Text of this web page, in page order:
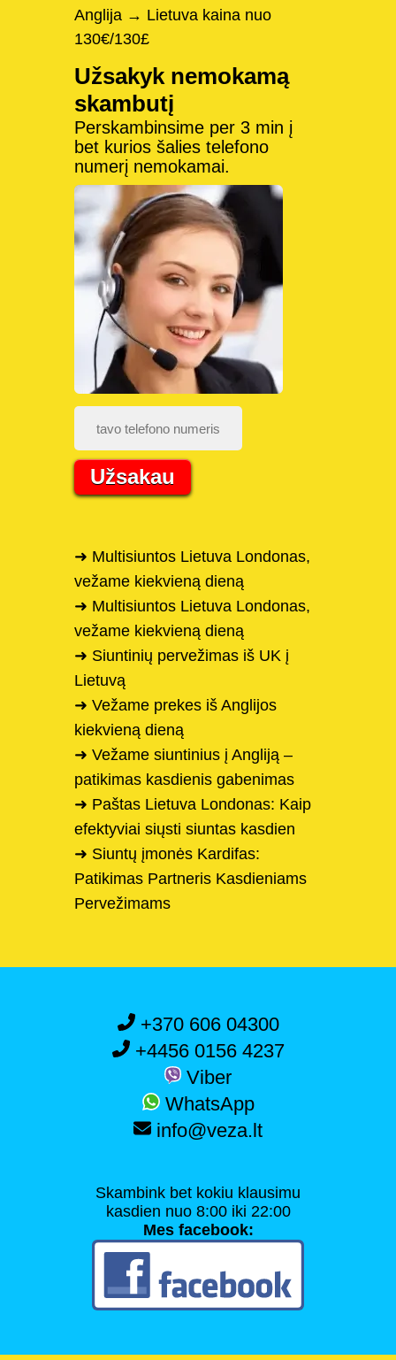
Anglija → Lietuva kaina nuo
130€/130£
Užsakyk nemokamą
skambutį
Perskambinsime per 3 min į
bet kurios šalies telefono
numerį nemokamai.
Užsakau
➜ Multisiuntos Lietuva Londonas,
vežame kiekvieną dieną
➜ Multisiuntos Lietuva Londonas,
vežame kiekvieną dieną
➜ Siuntinių pervežimas iš UK į
Lietuvą
➜ Vežame prekes iš Anglijos
kiekvieną dieną
➜ Vežame siuntinius į Angliją –
patikimas kasdienis gabenimas
➜ Paštas Lietuva Londonas: Kaip
efektyviai siųsti siuntas kasdien
➜ Siuntų įmonės Kardifas:
Patikimas Partneris Kasdieniams
Pervežimams
+370 606 04300
+4456 0156 4237
Viber
WhatsApp
info@veza.lt
Skambink bet kokiu klausimu
kasdien nuo 8:00 iki 22:00
Mes facebook: